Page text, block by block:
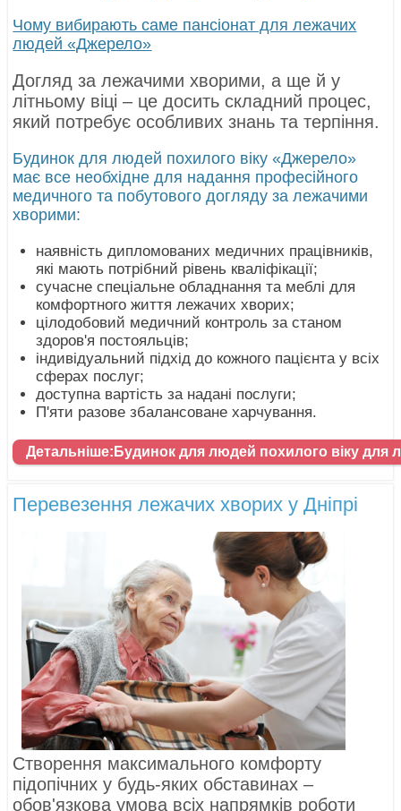
Чому вибирають саме пансіонат для лежачих
людей «Джерело»
Догляд за лежачими хворими, а ще й у
літньому віці – це досить складний процес,
який потребує особливих знань та терпіння.
Будинок для людей похилого віку «Джерело»
має все необхідне для надання професійного
медичного та побутового догляду за лежачими
хворими:
наявність дипломованих медичних працівників,
які мають потрібний рівень кваліфікації;
сучасне спеціальне обладнання та меблі для
комфортного життя лежачих хворих;
цілодобовий медичний контроль за станом
здоров'я постояльців;
індивідуальний підхід до кожного пацієнта у всіх
сферах послуг;
доступна вартість за надані послуги;
П'яти разове збалансоване харчування.
Детальніше:Будинок для людей похилого віку
Перевезення лежачих хворих у Дніпрі
Створення максимального комфорту
підопічних у будь-яких обставинах –
обов'язкова умова всіх напрямків роботи